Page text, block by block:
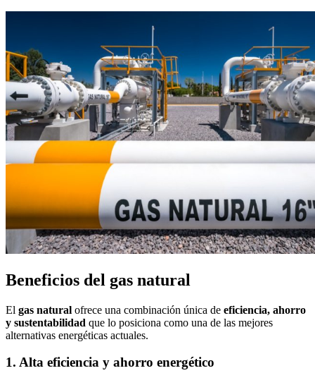
Beneficios del gas natural
El gas natural ofrece una combinación única de eficiencia, ahorro
y sustentabilidad que lo posiciona como una de las mejores
alternativas energéticas actuales.
1. Alta eficiencia y ahorro energético